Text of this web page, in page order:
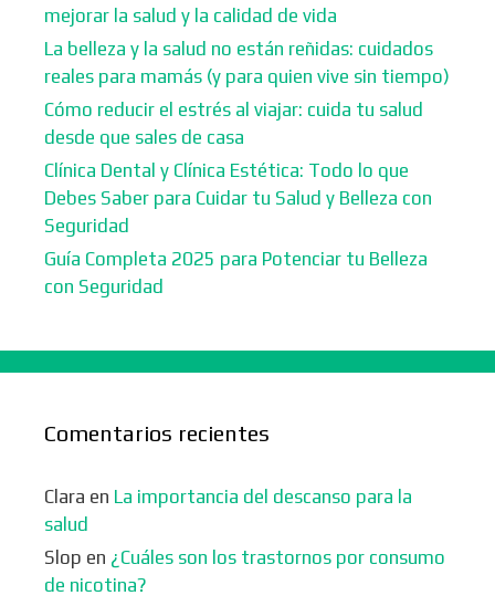
mejorar la salud y la calidad de vida
La belleza y la salud no están reñidas: cuidados
reales para mamás (y para quien vive sin tiempo)
Cómo reducir el estrés al viajar: cuida tu salud
desde que sales de casa
Clínica Dental y Clínica Estética: Todo lo que
Debes Saber para Cuidar tu Salud y Belleza con
Seguridad
Guía Completa 2025 para Potenciar tu Belleza
con Seguridad
Comentarios recientes
Clara en La importancia del descanso para la
salud
Slop en ¿Cuáles son los trastornos por consumo
de nicotina?